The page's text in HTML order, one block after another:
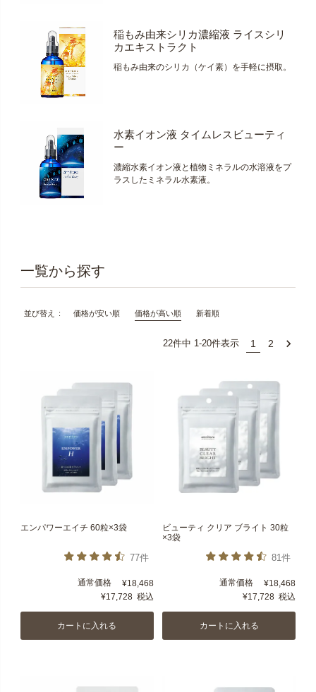
稲もみ由来シリカ濃縮液 ライスシリ
カエキストラクト
稲もみ由来のシリカ（ケイ素）を手軽に摂取。
水素イオン液 タイムレスビューティ
ー
濃縮水素イオン液と植物ミネラルの水溶液をプ
ラスしたミネラル水素液。
並び替え 価格が安い順 価格が高い順 新着順
22件中 1-20件表示 1 2
エンパワーエイチ 60粒×3袋
77件
通常価格 ¥18,468
¥17,728 税込
カートに入れる
ビューティ クリア ブライト 30粒
×3袋
81件
通常価格 ¥18,468
¥17,728 税込
カートに入れる